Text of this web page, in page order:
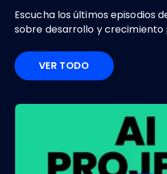
Escucha los últimos episodios
sobre desarrollo y crecimiento
VER TODO